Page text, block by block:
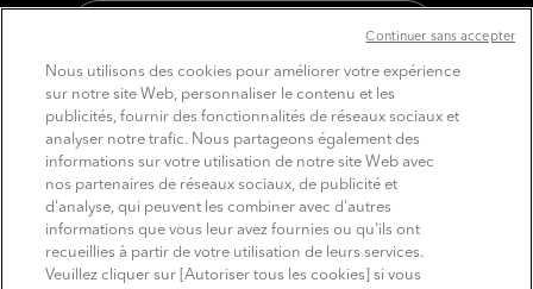
Découvrez le site dédié aux Pros
SUIVEZ MITSUBISHI ELECTRIC
Nous utilisons des cookies pour améliorer votre expérience
sur notre site Web, personnaliser le contenu et les
publicités, fournir des fonctionnalités de réseaux sociaux et
analyser notre trafic. Nous partageons également des
informations sur votre utilisation de notre site Web avec
nos partenaires de réseaux sociaux, de publicité et
d'analyse, qui peuvent les combiner avec d'autres
informations que vous leur avez fournies ou qu'ils ont
recueillies à partir de votre utilisation de leurs services.
Veuillez cliquer sur [Autoriser tous les cookies] si vous
Continuer sans accepter